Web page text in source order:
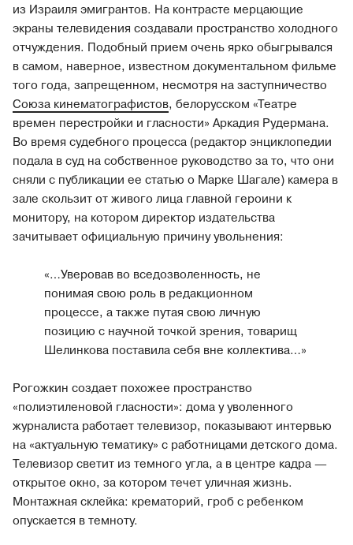
из Израиля эмигрантов. На контрасте мерцающие
экраны телевидения создавали пространство холодного
отчуждения. Подобный прием очень ярко обыгрывался
в самом, наверное, известном документальном фильме
того года, запрещенном, несмотря на заступничество
Союза кинематографистов, белорусском «Театре
времен перестройки и гласности» Аркадия Рудермана.
Во время судебного процесса (редактор энциклопедии
подала в суд на собственное руководство за то, что они
сняли с публикации ее статью о Марке Шагале) камера в
зале скользит от живого лица главной героини к
монитору, на котором директор издательства
зачитывает официальную причину увольнения:
«…Уверовав во вседозволенность, не
понимая свою роль в редакционном
процессе, а также путая свою личную
позицию с научной точкой зрения, товарищ
Шелинкова поставила себя вне коллектива…»
Рогожкин создает похожее пространство
«полиэтиленовой гласности»: дома у уволенного
журналиста работает телевизор, показывают интервью
на «актуальную тематику» с работницами детского дома.
Телевизор светит из темного угла, а в центре кадра ―
открытое окно, за котором течет уличная жизнь.
Монтажная склейка: крематорий, гроб с ребенком
опускается в темноту.